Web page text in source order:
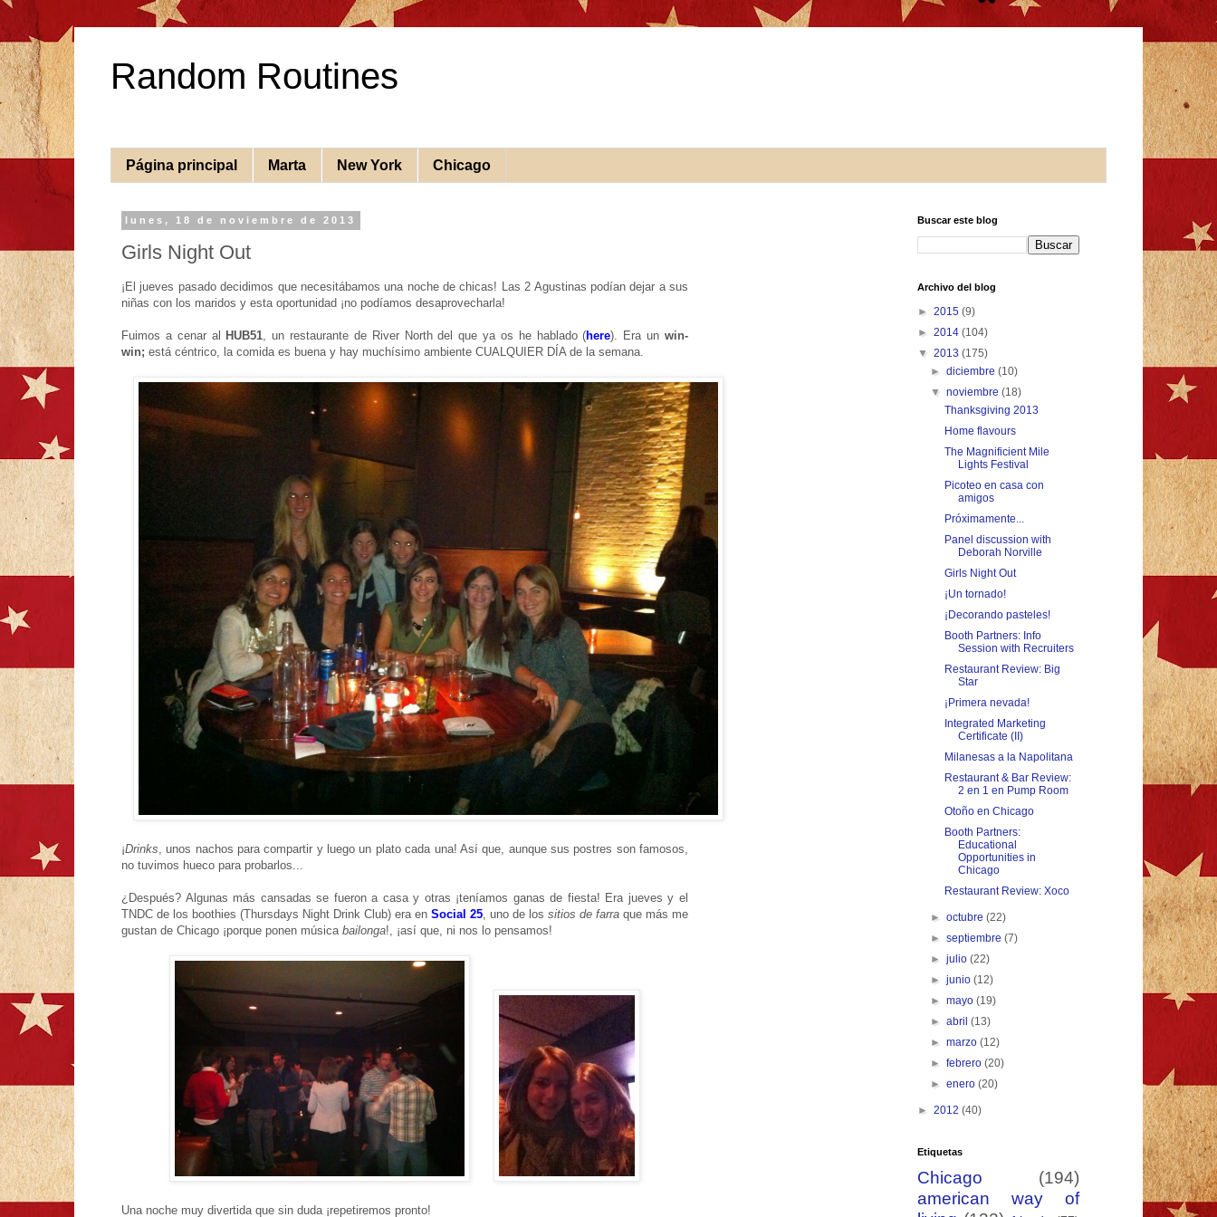
Random Routines
Página principal Marta New York Chicago
lunes, 18 de noviembre de 2013
Girls Night Out
¡El jueves pasado decidimos que necesitábamos una noche de chicas! Las 2 Agustinas podían dejar a sus
niñas con los maridos y esta oportunidad ¡no podíamos desaprovecharla!
Fuimos a cenar al HUB51 , un restaurante de River North del que ya os he hablado (here). Era unwin-
win; está céntrico, la comida es buena y hay muchísimo ambiente CUALQUIER DÍA de la semana.
¡Drinks , unos nachos para compartir y luego un plato cada una! Así que, aunque sus postres son famosos,
no tuvimos hueco para probarlos...
¿Después? Algunas más cansadas se fueron a casa y otras ¡teníamos ganas de fiesta! Era jueves y el
TNDC de los boothies (Thursdays Night Drink Club) era en Social 25 , uno de los sitios de farra que más me
gustan de Chicago ¡porque ponen música bailonga!, ¡así que, ni nos lo pensamos!
Una noche muy divertida que sin duda ¡repetiremos pronto!
Buscar este blog
Archivo del blog
► 2015 (9)
► 2014 (104)
▼ 2013 (175)
►diciembre(10)
▼noviembre(18)
Thanksgiving 2013
Home flavours
The Magnificient Mile
Lights Festival
Picoteo en casa con
amigos
Próximamente...
Panel discussion with
Deborah Norville
Girls Night Out
¡Un tornado!
¡Decorando pasteles!
Booth Partners: Info
Session with Recruiters
Restaurant Review: Big
Star
¡Primera nevada!
Integrated Marketing
Certificate (II)
Milanesas a la Napolitana
Restaurant & Bar Review:
2 en 1 en Pump Room
Otoño en Chicago
Booth Partners:
Educational
Opportunities in
Chicago
Restaurant Review: Xoco
►octubre(22)
►septiembre(7)
►julio(22)
►junio(12)
►mayo(19)
►abril(13)
►marzo(12)
►febrero(20)
►enero(20)
► 2012 (40)
Etiquetas
Chicago
(194)
american way of